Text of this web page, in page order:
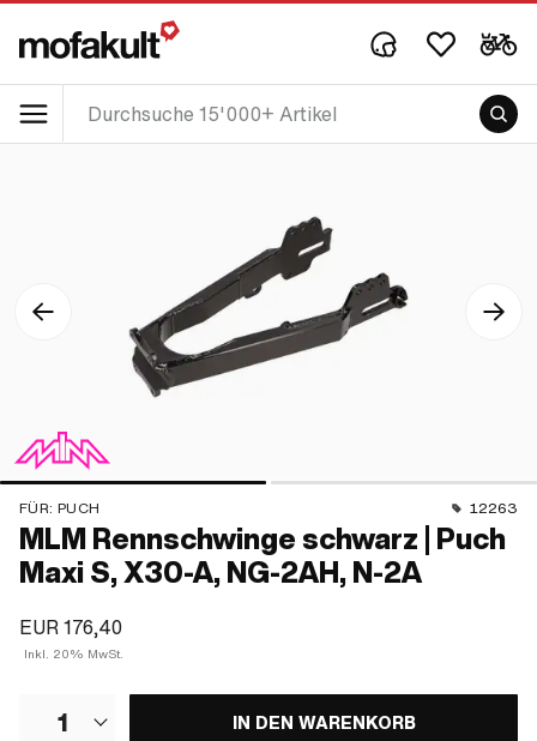
FÜR: PUCH 12263
MLM Rennschwinge schwarz | Puch
Maxi S, X30-A, NG-2AH, N-2A
EUR 176,40
Inkl. 20% MwSt.
1 IN DEN WARENKORB